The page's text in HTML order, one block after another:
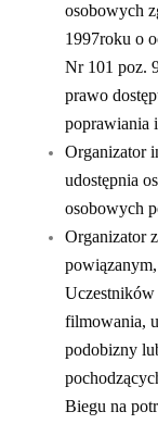
osobowych
1997roku o
Nr 101 poz.
prawo
poprawiania
Organizator
udostępnia
osobowych
Organizator
filmowania,
podobizny
Biegu na